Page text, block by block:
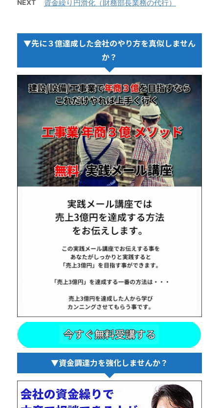
NEXT 資金繰り円滑化（財務部長業務の代行）
▼先に３億達成した会社のやり方を真似しません
か？
▼資金調達力を強化しませんか？